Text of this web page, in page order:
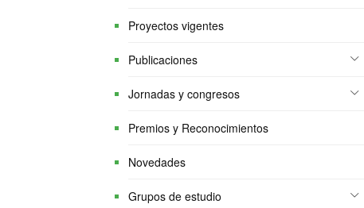
Proyectos vigentes
Publicaciones
Jornadas y congresos
Premios y Reconocimientos
Novedades
Grupos de estudio